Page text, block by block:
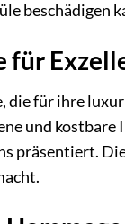
beschädigen
für
für ihre
und
präsentiert.